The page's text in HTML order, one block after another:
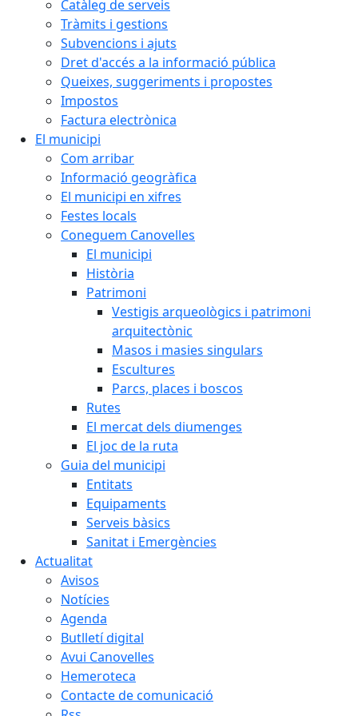
Catàleg de serveis
Tràmits i gestions
Subvencions i ajuts
Dret d'accés a la informació pública
Queixes, suggeriments i propostes
Impostos
Factura electrònica
El municipi
Com arribar
Informació geogràfica
El municipi en xifres
Festes locals
Coneguem Canovelles
El municipi
Història
Patrimoni
Vestigis arqueològics i patrimoni
arquitectònic
Masos i masies singulars
Escultures
Parcs, places i boscos
Rutes
El mercat dels diumenges
El joc de la ruta
Guia del municipi
Entitats
Equipaments
Serveis bàsics
Sanitat i Emergències
Actualitat
Avisos
Notícies
Agenda
Butlletí digital
Avui Canovelles
Hemeroteca
Contacte de comunicació